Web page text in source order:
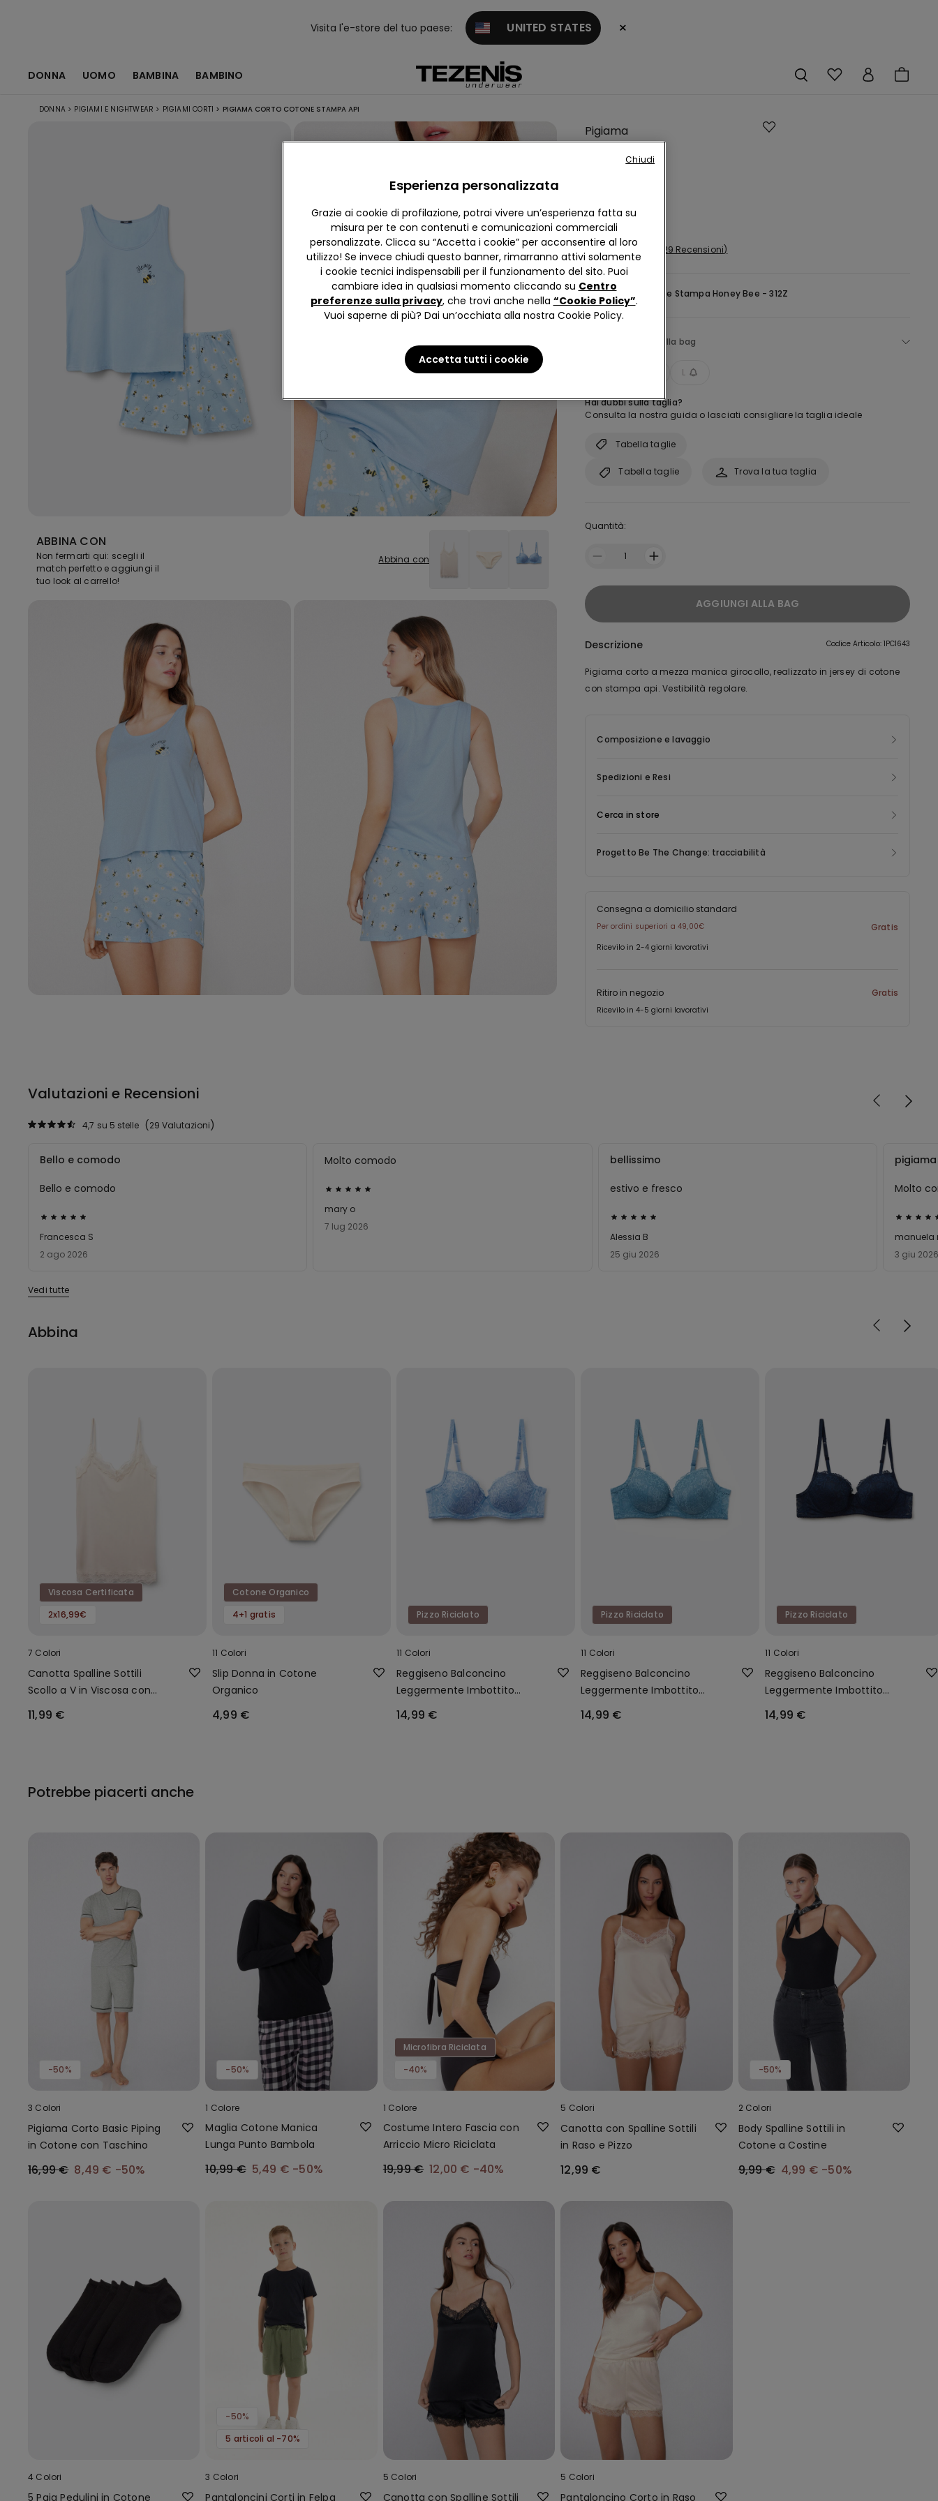
Visita l'e-store del tuo paese: UNITED STATES ×
DONNA UOMO BAMBINA BAMBINO
DONNA > PIGIAMI E NIGHTWEAR > PIGIAMI CORTI > PIGIAMA CORTO COTONE STAMPA API
ABBINA CON
Non fermarti qui: scegli il
match perfetto e aggiungi il
tuo look al carrello!
Abbina con
Pigiama
Cotone
Api
4,7 29 Recensioni
Colore: Angel Blue Stampa Honey Bee - 312Z
Aggiungi alla bag
L
Hai dubbi sulla taglia?
Consulta la nostra guida o lasciati consigliare la taglia ideale
Tabella taglie
Trova la tua taglia
Tabella taglie
Quantità:
1
AGGIUNGI ALLA BAG
Descrizione Codice Articolo: 1PC1643
Pigiama corto a mezza manica girocollo, realizzato in jersey di cotone
con stampa api. Vestibilità regolare.
Composizione e lavaggio
Spedizioni e Resi
Cerca in store
Progetto Be The Change: tracciabilità
Consegna a domicilio standard
Per ordini superiori a 49,00€ Gratis
Ricevilo in 2-4 giorni lavorativi
Ritiro in negozio Gratis
Ricevilo in 4-5 giorni lavorativi
Valutazioni e Recensioni
29 Valutazioni
4,7 su 5 stelle
Valutato
5
su
Bello e comodo
Bello e comodo
2 ago 2026
Francesca S
Valutato
5
su
Molto comodo
7 lug 2026
mary o
Valutato
5
su
bellissimo
estivo e fresco
25 giu 2026
Alessia B
Valutato
5
su
pigiama
Molto
3 giu
manuela
Vedi tutte
Abbina
Viscosa Certificata
2x16,99€
7 Colori
Canotta Spalline Sottili
Scollo a V in Viscosa con
11,99 €
Cotone Organico
4+1 gratis
11 Colori
Slip Donna in Cotone
Organico
4,99 €
Pizzo Riciclato
11 Colori
Reggiseno Balconcino
Leggermente Imbottito
14,99 €
Pizzo Riciclato
11 Colori
Reggiseno Balconcino
Leggermente Imbottito
14,99 €
Pizzo Riciclato
11 Colori
Reggiseno Balconcino
Leggermente Imbottito
14,99 €
Potrebbe piacerti anche
-50%
3 Colori
Pigiama Corto Basic Piping
in Cotone con Taschino
16,99 € 8,49 € -50%
-50%
1 Colore
Maglia Cotone Manica
Lunga Punto Bambola
10,99 € 5,49 € -50%
Microfibra Riciclata
-40%
1 Colore
Costume Intero Fascia con
Arriccio Micro Riciclata
19,99 € 12,00 € -40%
5 Colori
Canotta con Spalline Sottili
in Raso e Pizzo
12,99 €
-50%
2 Colori
Body Spalline Sottili in
Cotone a Costine
9,99 € 4,99 € -50%
4 Colori
5 Paia Pedulini in Cotone
-50%
5 articoli al -70%
3 Colori
Pantaloncini Corti in Felpa
5 Colori
Canotta con Spalline Sottili
5 Colori
Pantaloncino Corto in Raso
Esperienza personalizzata
Grazie ai cookie di profilazione, potrai vivere un’esperienza fatta su
misura per te con contenuti e comunicazioni commerciali
personalizzate. Clicca su “Accetta i cookie” per acconsentire al loro
utilizzo! Se invece chiudi questo banner, rimarranno attivi solamente
i cookie tecnici indispensabili per il funzionamento del sito. Puoi
cambiare idea in qualsiasi momento cliccando su Centro
preferenze sulla privacy, che trovi anche nella “Cookie Policy”.
Vuoi saperne di più? Dai un’occhiata alla nostra Cookie Policy.
Accetta tutti i cookie
Chiudi